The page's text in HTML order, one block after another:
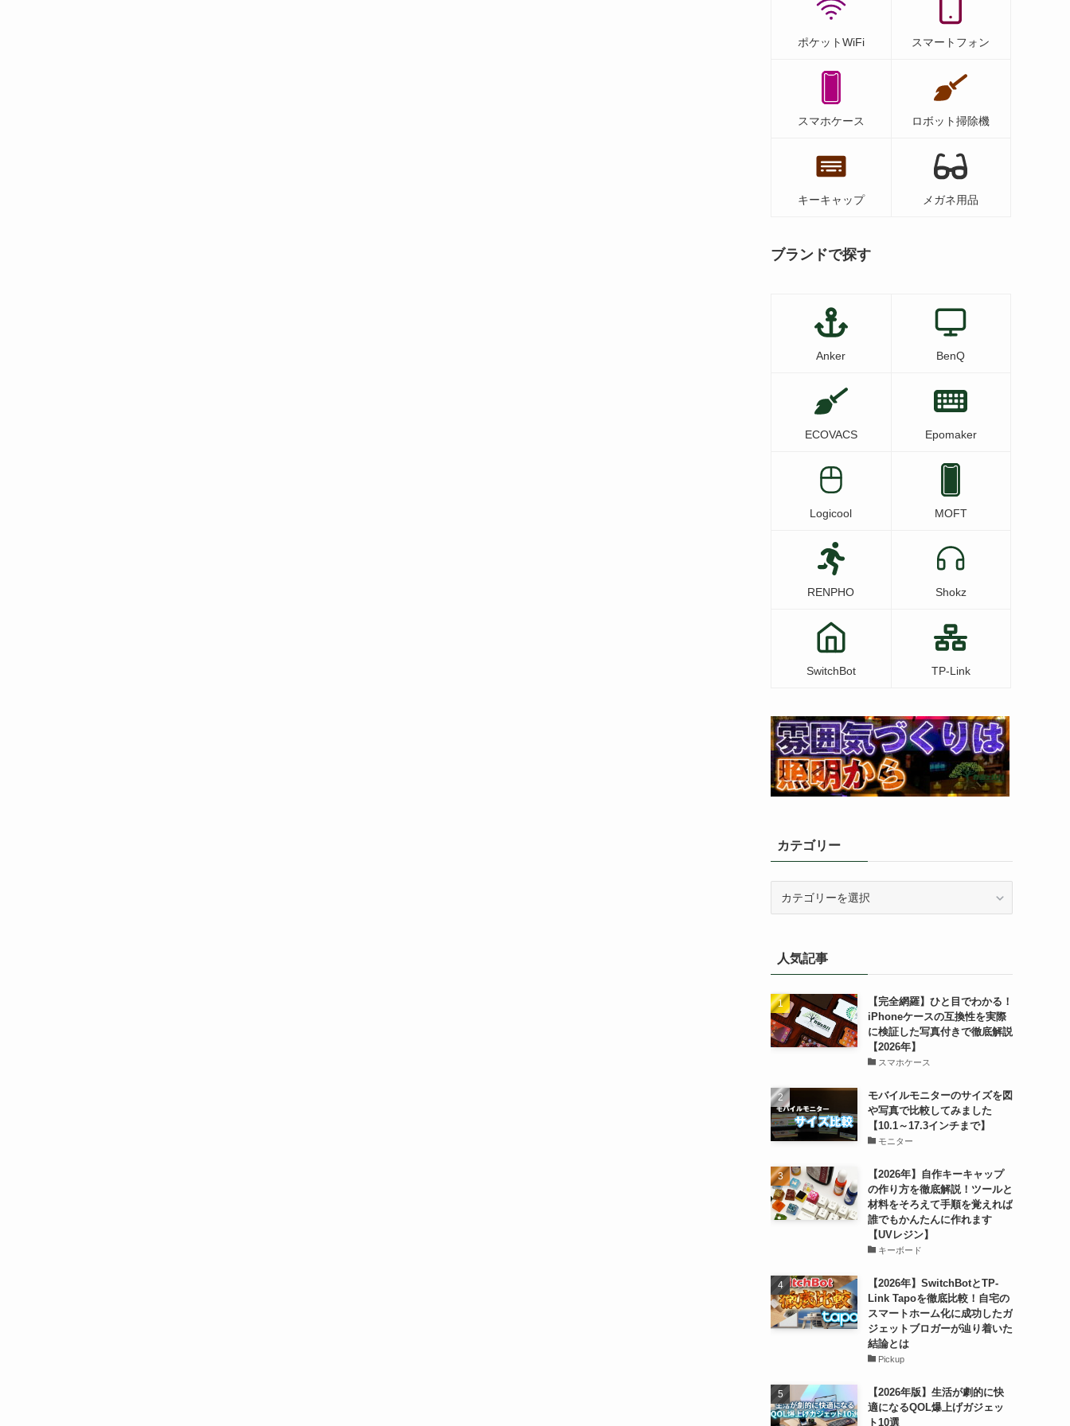
ポケットWiFi スマートフォン
スマホケース ロボット掃除機
キーキャップ メガネ用品
ブランドで探す
Anker BenQ
ECOVACS Epomaker
Logicool MOFT
RENPHO Shokz
SwitchBot TP-Link
カテゴリー
ー人気記事
【完全網羅】ひと目でわかる！
iPhoneケースの互換性を実際
に検証した写真付きで徹底解説
【2026年】
スマホケース
モバイルモニターのサイズを図
や写真で比較してみました
【10.1～17.3インチまで】
モニター
【2026年】自作キーキャップ
の作り方を徹底解説！ツールと
材料をそろえて手順を覚えれば
誰でもかんたんに作れます
【UVレジン】
キーボード
【2026年】SwitchBotとTP-
Link Tapoを徹底比較！自宅の
スマートホーム化に成功したガ
ジェットブロガーが辿り着いた
結論とは
Pickup
【2026年版】生活が劇的に快
適になるQOL爆上げガジェッ
ト10選